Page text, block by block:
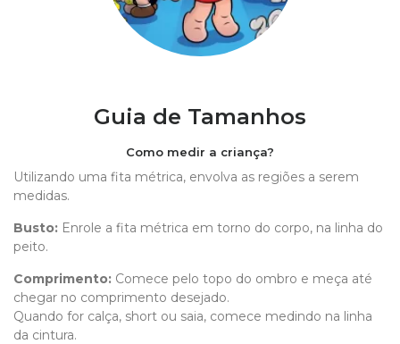
Guia de Tamanhos
Como medir a criança?
Utilizando uma fita métrica, envolva as regiões a serem
medidas.
Busto: Enrole a fita métrica em torno do corpo, na linha do
peito.
Comprimento: Comece pelo topo do ombro e meça até
chegar no comprimento desejado.
Quando for calça, short ou saia, comece medindo na linha
da cintura.